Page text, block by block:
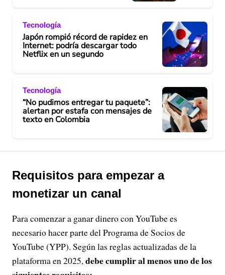
Tecnología
Japón rompió récord de rapidez en
Internet: podría descargar todo
Netflix en un segundo
Tecnología
“No pudimos entregar tu paquete”:
alertan por estafa con mensajes de
texto en Colombia
Requisitos para empezar a
monetizar un canal
Para comenzar a ganar dinero con YouTube es
necesario hacer parte del Programa de Socios de
YouTube (YPP). Según las reglas actualizadas de la
plataforma en 2025,debe cumplir al menos uno de los